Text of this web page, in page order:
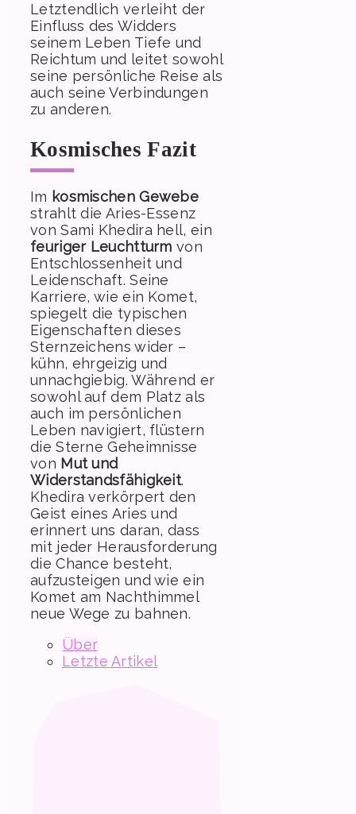
Letztendlich verleiht der
Einfluss des Widders
seinem Leben Tiefe und
Reichtum und leitet sowohl
seine persönliche Reise als
auch seine Verbindungen
zu anderen.
Kosmisches Fazit
Im kosmischen Gewebe
strahlt die Aries-Essenz
von Sami Khedira hell, ein
feuriger Leuchtturm von
Entschlossenheit und
Leidenschaft. Seine
Karriere, wie ein Komet,
spiegelt die typischen
Eigenschaften dieses
Sternzeichens wider –
kühn, ehrgeizig und
unnachgiebig. Während er
sowohl auf dem Platz als
auch im persönlichen
Leben navigiert, flüstern
die Sterne Geheimnisse
von Mut und
Widerstandsfähigkeit.
Khedira verkörpert den
Geist eines Aries und
erinnert uns daran, dass
mit jeder Herausforderung
die Chance besteht,
aufzusteigen und wie ein
Komet am Nachthimmel
neue Wege zu bahnen.
Über
Letzte Artikel